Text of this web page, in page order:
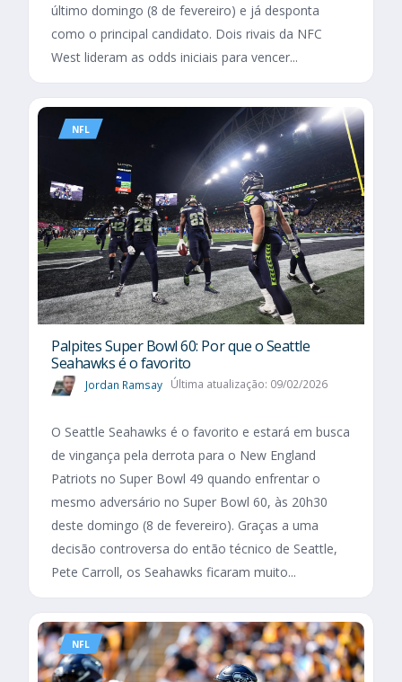
último domingo (8 de fevereiro) e já desponta
como o principal candidato. Dois rivais da NFC
West lideram as odds iniciais para vencer...
NFL
Palpites Super Bowl 60: Por que o Seattle
Seahawks é o favorito
Jordan Ramsay Última atualização: 09/02/2026
O Seattle Seahawks é o favorito e estará em busca
de vingança pela derrota para o New England
Patriots no Super Bowl 49 quando enfrentar o
mesmo adversário no Super Bowl 60, às 20h30
deste domingo (8 de fevereiro). Graças a uma
decisão controversa do então técnico de Seattle,
Pete Carroll, os Seahawks ficaram muito...
NFL